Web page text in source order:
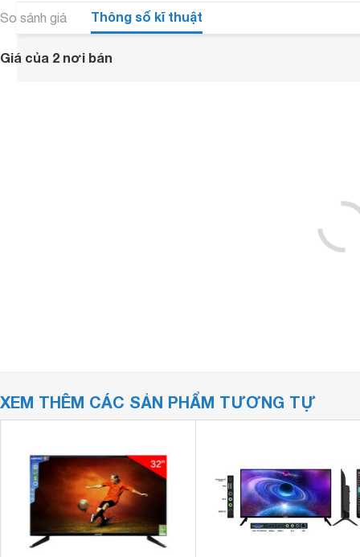
So sánh giá Thông số kĩ thuật
Giá của 2 nơi bán
XEM THÊM CÁC SẢN PHẨM TƯƠNG TỰ